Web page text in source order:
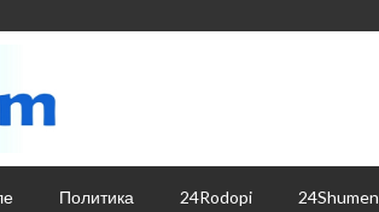
Политика 24Rodopi 24Shumen